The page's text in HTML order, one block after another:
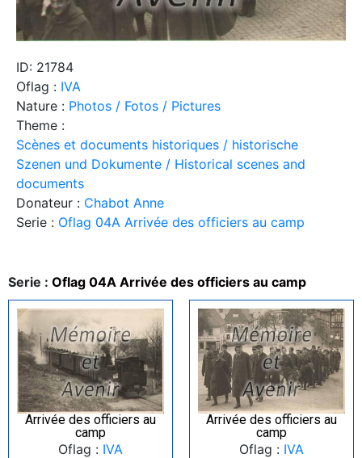
ID: 21784
Oflag : IVA
Nature : Photos / Fotos / Pictures
Theme :
Scènes et documents historiques / historische
Szenen und Dokumente / Historical scenes and
documents
Donateur : Chabot Anne
Serie : Oflag 04A Arrivée des officiers au camp
Serie : Oflag 04A Arrivée des officiers au camp
Arrivée des officiers au
camp
Oflag : IVA
Arrivée des officiers au
camp
Oflag : IVA